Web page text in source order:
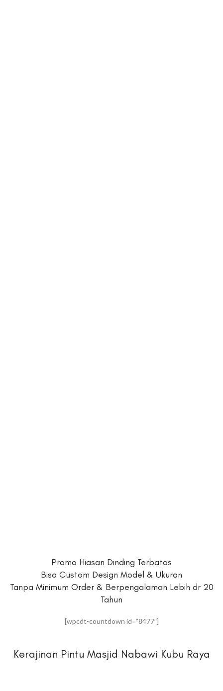
Promo Hiasan Dinding Terbatas
Bisa Custom Design Model & Ukuran
Tanpa Minimum Order & Berpengalaman Lebih dr 20
Tahun
[wpcdt-countdown id=”8477″]
Kerajinan Pintu Masjid Nabawi Kubu Raya